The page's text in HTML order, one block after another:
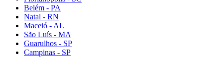
Belém - PA
Natal - RN
Maceió - AL
São Luís - MA
Guarulhos - SP
Campinas - SP